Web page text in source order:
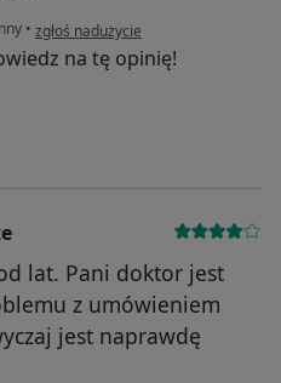
• w opinii użytkownika Odrzucony
zgłoś nadużycie
na tę opinię!
lat. Pani doktor jest
z umówieniem
jest naprawdę